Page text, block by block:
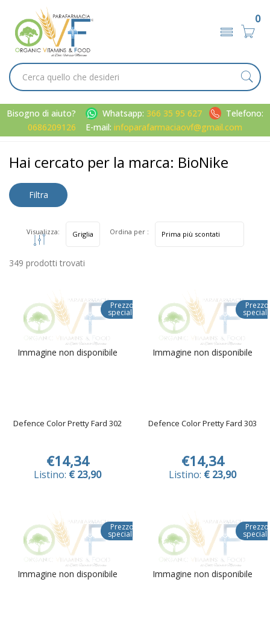
0
Bisogno di aiuto? Whatsapp: 366 35 95 627
Telefono:
0686209126
E-mail: infoparafarmaciaovf@gmail.com
Home Marche parafarmaci BioNike
Hai cercato per la marca: BioNike
Filtra
349 prodotti trovati
Visualizza: Ordina per :
Immagine non disponibile
Prezzo
speciale
Defence Color Pretty Fard 302
€14,34
Listino: € 23,90
Immagine non disponibile
Prezzo
Defence Color Pretty Fard 303
€14,34
Listino: € 23,90
Immagine non disponibile
Prezzo
speciale
Immagine non disponibile
Prezzo